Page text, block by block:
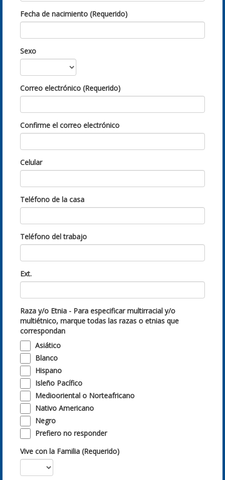
Fecha de nacimiento (Requerido)
Sexo
Correo electrónico (Requerido)
Confirme el correo electrónico
Celular
Teléfono de la casa
Teléfono del trabajo
Ext.
Raza y/o Etnia - Para especificar multirracial y/o
multiétnico, marque todas las razas o etnias que
correspondan
Asiático
Blanco
Hispano
Isleño Pacífico
Mediooriental o Norteafricano
Nativo Americano
Negro
Prefiero no responder
Vive con la Familia (Requerido)